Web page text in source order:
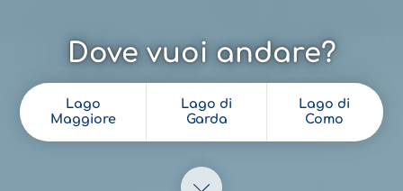
Dove vuoi andare?
Lago
Maggiore
Lago di
Garda
Lago di
Como